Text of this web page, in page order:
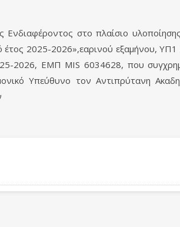
στο πλαίσιο
2025-2026»,εαρινού εξαμήνου, ΥΠ1
2026, ΕΜΠ MIS 6034628, που
Υπεύθυνο τον Αντιπρύτανη